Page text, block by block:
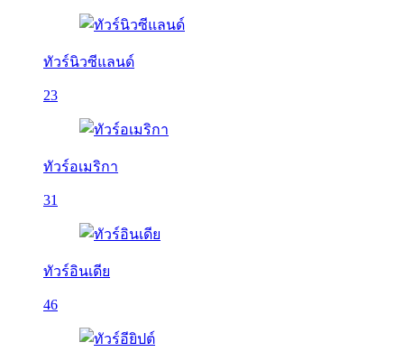
ทัวร์นิวซีแลนด์
23
ทัวร์อเมริกา
31
ทัวร์อินเดีย
46